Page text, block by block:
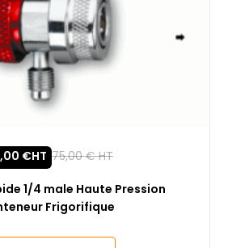
1/4 male Haute Pression
Frigorifique
€HT 75,00€HT